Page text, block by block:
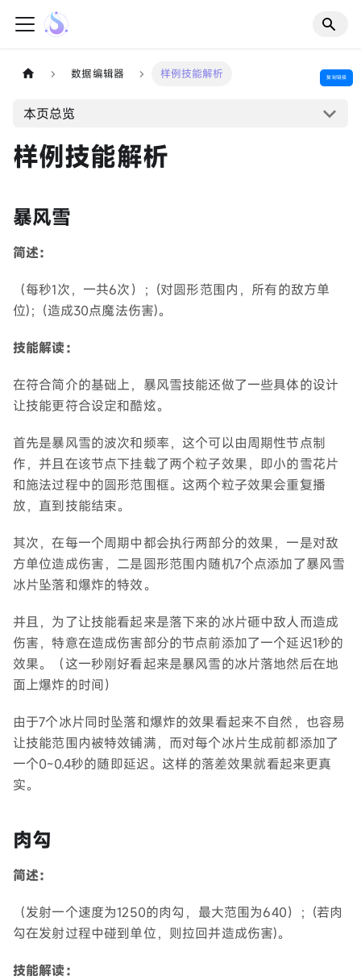
数据编辑器 样例技能解析 复制链接
本页总览
样例技能解析
暴风雪
简述：
（每秒1次，一共6次）；(对圆形范围内，所有的敌方单
位)；(造成30点魔法伤害)。
技能解读：
在符合简介的基础上，暴风雪技能还做了一些具体的设计
让技能更符合设定和酷炫。
首先是暴风雪的波次和频率，这个可以由周期性节点制
作，并且在该节点下挂载了两个粒子效果，即小的雪花片
和施法过程中的圆形范围框。这两个粒子效果会重复播
放，直到技能结束。
其次，在每一个周期中都会执行两部分的效果，一是对敌
方单位造成伤害，二是圆形范围内随机7个点添加了暴风雪
冰片坠落和爆炸的特效。
并且，为了让技能看起来是落下来的冰片砸中敌人而造成
伤害，特意在造成伤害部分的节点前添加了一个延迟1秒的
效果。（这一秒刚好看起来是暴风雪的冰片落地然后在地
面上爆炸的时间）
由于7个冰片同时坠落和爆炸的效果看起来不自然，也容易
让技能范围内被特效铺满，而对每个冰片生成前都添加了
一个0~0.4秒的随即延迟。这样的落差效果就看起来更真
实。
肉勾
简述：
（发射一个速度为1250的肉勾，最大范围为640）；(若肉
勾在发射过程中碰到单位，则拉回并造成伤害)。
技能解读：